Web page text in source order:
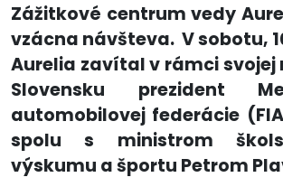
Zážitkové centrum vedy
vzácna návšteva. V sobotu,
Aurelia zavítal v rámci svojej
Slovensku prezident
automobilovej federácie
spolu s ministrom
výskumu a športu Petrom